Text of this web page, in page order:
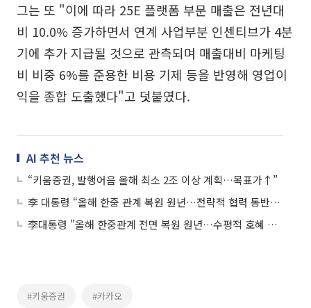
그는 또 "이에 따라 25E 플랫폼 부문 매출은 전년대
비 10.0% 증가하면서 연계 사업부분 인센티브가 4분
기에 추가 지급될 것으로 관측되며 매출대비 마케팅
비 비중 6%를 준용한 비용 기제 등을 반영해 영업이
익을 종합 도출했다"고 덧붙였다.
AI 추천 뉴스
“키움증권, 발행어음 올해 최소 2조 이상 계획…목표가↑”
李 대통령 “올해 한중 관계 복원 원년…전략적 협력 동반자 관계 발전”
李대통령 "올해 한중관계 전면 복원 원년…수평적 호혜 협력"
#키움증권 #카카오